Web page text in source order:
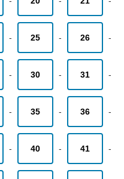
- 25 - 26 -
- 30 - 31 -
- 35 - 36 -
- 40 - 41 -